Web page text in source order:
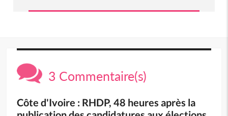
3 Commentaire(s)
Côte d'Ivoire : RHDP, 48 heures après la